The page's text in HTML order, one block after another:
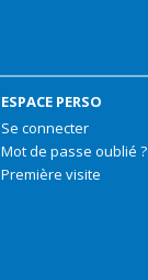
ESPACE PERSO
Se connecter
Mot de passe oublié ?
Première visite